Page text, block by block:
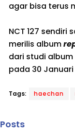
agar bisa terus
NCT 127
merilis album
dari studi album
pada 30
Tags: haechan
Posts